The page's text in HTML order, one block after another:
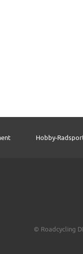
Hobby-
© Roadcycling